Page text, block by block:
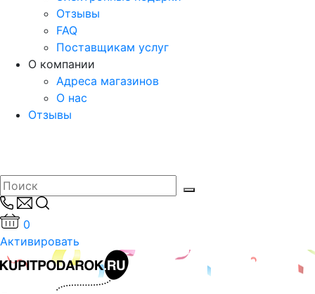
Отзывы
FAQ
Поставщикам услуг
О компании
Адреса магазинов
О нас
Отзывы
0
Активировать